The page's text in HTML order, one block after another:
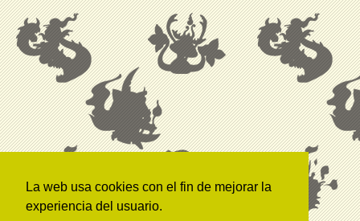
La web usa cookies con el fin de mejorar la
experiencia del usuario.